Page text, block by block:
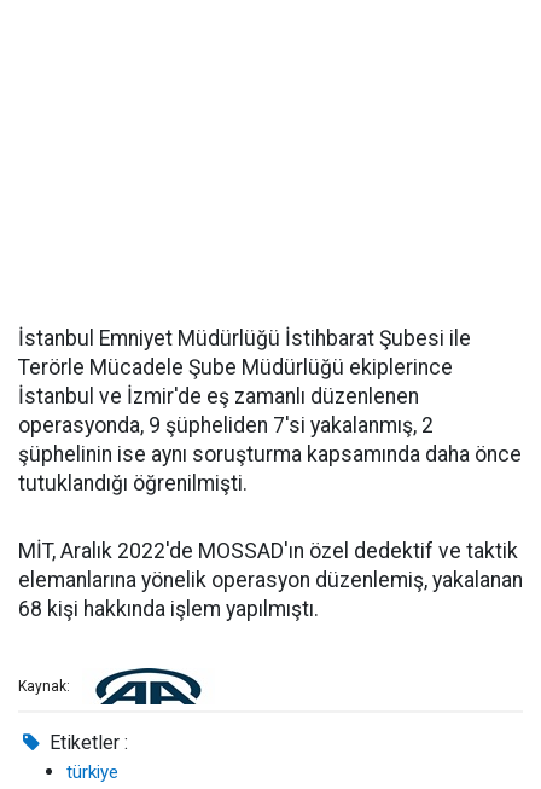
İstanbul Emniyet Müdürlüğü İstihbarat Şubesi ile
Terörle Mücadele Şube Müdürlüğü ekiplerince
İstanbul ve İzmir'de eş zamanlı düzenlenen
operasyonda, 9 şüpheliden 7'si yakalanmış, 2
şüphelinin ise aynı soruşturma kapsamında daha önce
tutuklandığı öğrenilmişti.
MİT, Aralık 2022'de MOSSAD'ın özel dedektif ve taktik
elemanlarına yönelik operasyon düzenlemiş, yakalanan
68 kişi hakkında işlem yapılmıştı.
Kaynak:
Etiketler :
türkiye